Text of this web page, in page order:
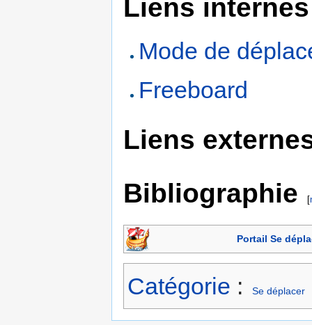
Liens internes
Mode de
Freeboard
Liens
Bibliographie
[
Portail Se
Catégorie : Se déplacer